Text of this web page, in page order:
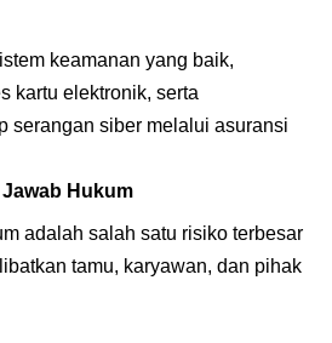
keamanan yang baik,
kartu elektronik, serta
serangan siber melalui asuransi
Hukum
adalah salah satu risiko terbesar
tamu, karyawan, dan pihak